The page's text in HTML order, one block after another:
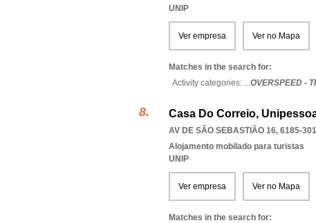
UNIP
Ver empresa Ver no Mapa
Matches in the search for:
Activity categories: ...OVERSPEED -
Casa Do Correio,
AV DE SÃO SEBASTIÃO 16, 6185-301
Alojamento mobilado para turistas
UNIP
Ver empresa Ver no Mapa
Matches in the search for: